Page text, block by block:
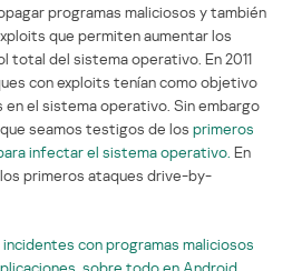
programas maliciosos y también
que permiten aumentar los
total del sistema operativo. En 2011
con exploits tenían como objetivo
el sistema operativo. Sin embargo
seamos testigos de los primeros
infectar el sistema operativo. En
primeros ataques drive-by-
con programas maliciosos
sobre todo en Android